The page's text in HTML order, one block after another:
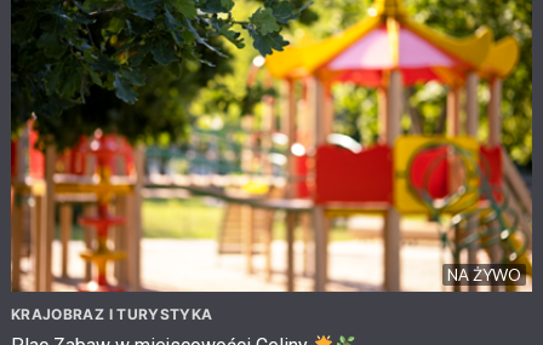
NA ŻYWO
KRAJOBRAZ I TURYSTYKA